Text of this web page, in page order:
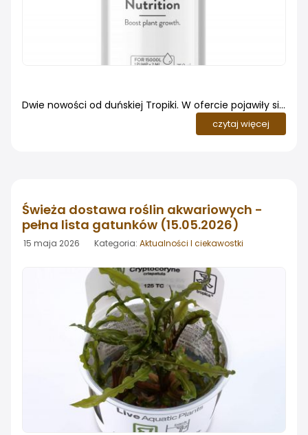
Dwie nowości od duńskiej Tropiki. W ofercie pojawiły się
dwa nowe preparaty od renomowanego producenta
Tropica: Carbon Nutrition - nawóz węglowy w płynie
trzech wariantach pojemnościowych: 125 lub 150 ml,
300 ml oraz 750 ml
czytaj więcej
Świeża dostawa roślin akwariowych -
pełna lista gatunków (15.05.2026)
15 maja 2026 Kategoria: Aktualności I ciekawostki